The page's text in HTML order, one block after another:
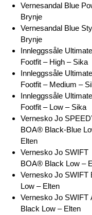
Vernesandal Blue
Brynje
Vernesandal Blue
Brynje
Innleggssåle Ultimate
Footfit – High – Sika
Innleggssåle Ultimate
Footfit – Medium –
Innleggssåle Ultimate
Footfit – Low – Sika
Vernesko Jo
BOA® Black-Blue
Elten
Vernesko Jo SWIFT
BOA® Black Low –
Vernesko Jo SWIFT
Low – Elten
Vernesko Jo SWIFT
Black Low – Elten